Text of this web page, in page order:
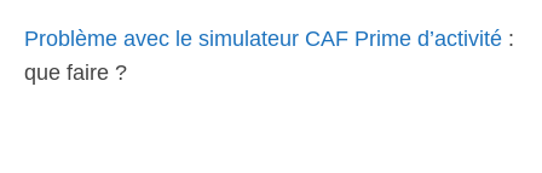
Problème avec le simulateur CAF Prime d’activité :
que faire ?